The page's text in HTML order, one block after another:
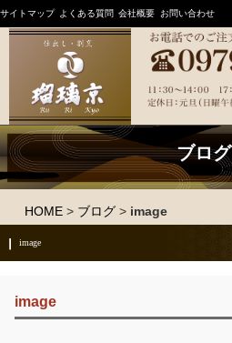
サイトマップ よくある質問 会社概要 お問い合わせ
ブログ
HOME > ブログ > image
image
image